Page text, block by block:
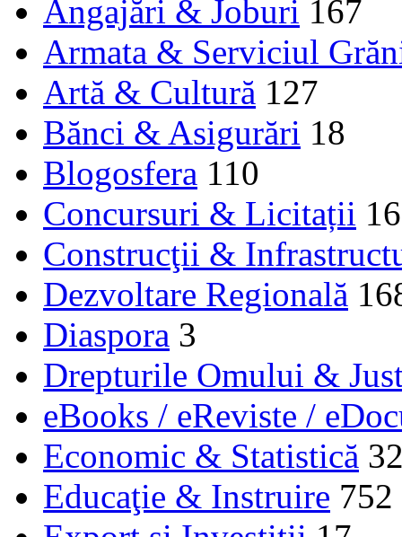
Angajări & Joburi 167
Armata & Serviciul
Artă & Cultură 127
Bănci & Asigurări 18
Blogosfera 110
Concursuri & Licitații 16
Construcţii &
Dezvoltare Regională
Diaspora 3
Drepturile Omului &
eBooks / eReviste /
Economic & Statistică
Educaţie & Instruire 752